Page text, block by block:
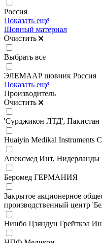
Россия
Показать ещё
Шовный материал
Очистить
Выбрать все
ЭЛЕМААР шовник Россия
Показать ещё
Производитель
Очистить
'Сурджикон ЛТД', Пакистан
Huaiyin Medikal Instruments
Апексмед Инт, Нидерланды
Беромед ГЕРМАНИЯ
Закрытое акционерное
производственный центр
Нинбо Цзяндун Грейткэа